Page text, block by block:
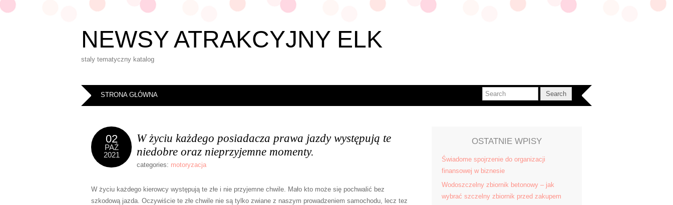
NEWSY ATRAKCYJNY ELK
staly tematyczny katalog
STRONA GŁÓWNA
02
PAŹ
2021
W życiu każdego posiadacza prawa jazdy występują te
niedobre oraz nieprzyjemne momenty.
categories: motoryzacja
W życiu każdego kierowcy występują te złe i nie przyjemne chwile. Mało kto może się pochwalić bez
szkodową jazda. Oczywiście te złe chwile nie są tylko zwiane z naszym prowadzeniem samochodu, lecz tez
OSTATNIE WPISY
Świadome spojrzenie do organizacji
finansowej w biznesie
Wodoszczelny zbiornik betonowy – jak
wybrać szczelny zbiornik przed zakupem